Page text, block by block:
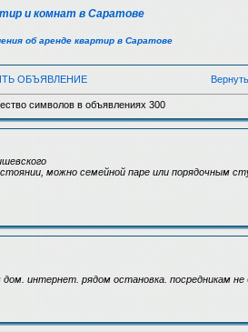
и комнат в Саратове
об аренде квартир в Саратове
ОБЪЯВЛЕНИЕ
символов в объявлениях 300
можно семейной паре или порядочным
интернет. рядом остановка. посредникам не